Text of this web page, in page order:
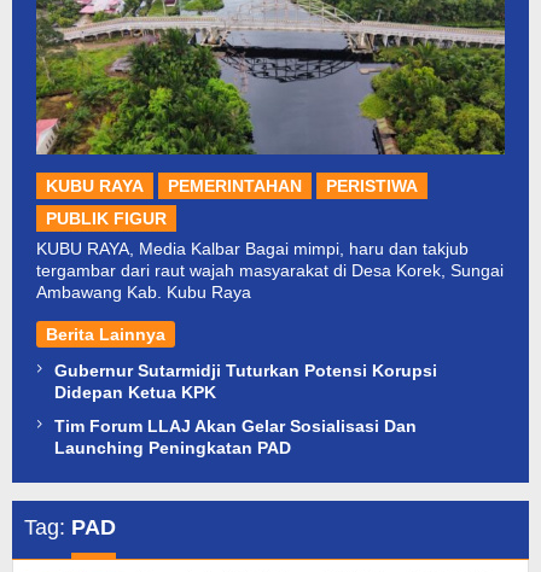
KUBU RAYA PEMERINTAHAN
PERISTIWA
PUBLIK FIGUR
KUBU RAYA, Media Kalbar Bagai mimpi, haru dan takjub
tergambar dari raut wajah masyarakat di Desa Korek, Sungai
Ambawang Kab. Kubu Raya
Berita Lainnya
Gubernur Sutarmidji Tuturkan Potensi Korupsi
Didepan Ketua KPK
Tim Forum LLAJ Akan Gelar Sosialisasi Dan
Launching Peningkatan PAD
Tag: PAD